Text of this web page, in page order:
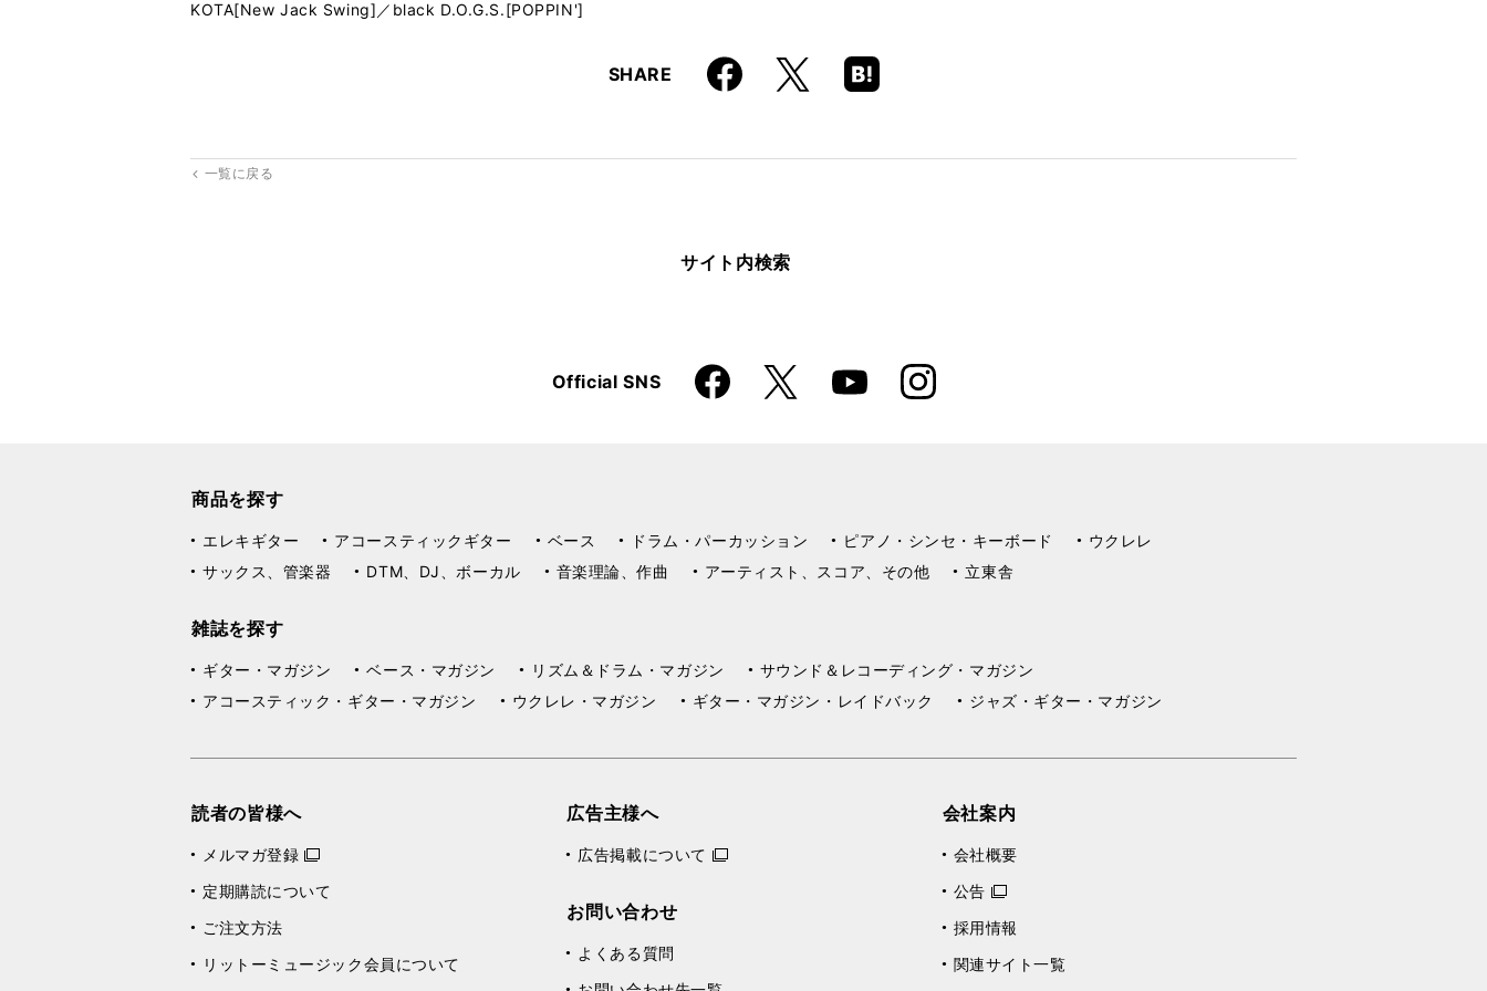
KOTA[New Jack Swing]／black D.O.G.S.[POPPIN']
SHARE Faceboo
k
X
Hatena
Boo
一覧に戻る
サイト内検索
Official SNSFaceboo
k
X YouTube Instagra
m
商品を探す
エレキギター アコースティックギター ベース ドラム・パーカッション ピアノ・シンセ・キーボード
ウクレレ
サックス、管楽器
DTM、DJ、ボーカル 音楽理論、作曲 アーティスト、スコア、その他 立東舎
雑誌を探す
ギター・マガジン ベース・マガジン リズム＆ドラム・マガジン
サウンド＆レコーディング・マガジン
アコースティック・ギター・マガジン
ウクレレ・マガジン ギター・マガジン・レイドバック ジャズ・ギター・マガジン
読者の皆様へ
メルマガ登録
定期購読について
ご注文方法
リットーミュージック会員について
広告主様へ
広告掲載について
お問い合わせ
よくある質問
会社案内
会社概要
公告
採用情報
関連サイト一覧